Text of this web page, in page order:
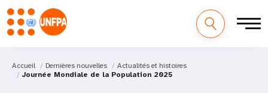
Accueil Dernières nouvelles
Actualités et histoires
Journée Mondiale de la Population 2025